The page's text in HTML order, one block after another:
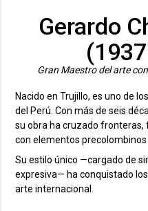
Gerardo
Gran Maestro del arte
Nacido en Trujillo, es uno de
del Perú. Con más de seis
su obra ha cruzado
con elementos precolombinos
Su estilo único —cargado de
expresiva— ha conquistado
arte internacional.